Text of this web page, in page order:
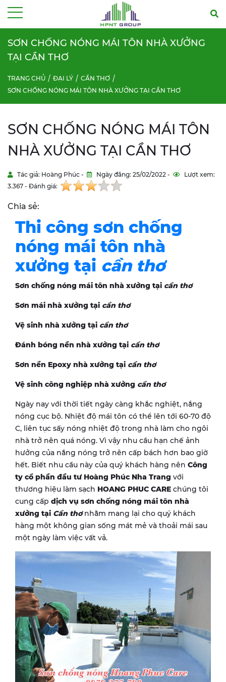
SƠN CHỐNG NÓNG MÁI TÔN NHÀ XƯỞNG
TẠI CẦN THƠ
TRANG CHỦ ĐẠI LÝ
CẦN THƠ
SƠN CHỐNG NÓNG MÁI TÔN NHÀ XƯỞNG TẠI CẦN THƠ
SƠN CHỐNG NÓNG MÁI TÔN
NHÀ XƯỞNG TẠI CẦN THƠ
Tác giả: Hoàng Phúc - Ngày đăng: 25/02/2022 -
Lượt xem:
3.367 - Đánh giá:
Chia sẻ:
Thi công sơn chống
nóng mái tôn nhà
xưởng tại cần thơ
Sơn chống nóng mái tôn nhà xưởng tại cần thơ
Sơn mái nhà xưởng tại cần thơ
Vệ sinh nhà xưởng tại cần thơ
Đánh bóng nền nhà xưởng tại cần thơ
Sơn nền Epoxy nhà xưởng tại cần thơ
Vệ sinh công nghiệp nhà xưởng cần thơ
Ngày nay với thời tiết ngày càng khắc nghiệt, nắng
nóng cục bộ. Nhiệt độ mái tôn có thể lên tới 60-70 độ
C, liên tục sấy nóng nhiệt độ trong nhà làm cho ngôi
nhà trở nên quá nóng. Vì vậy nhu cầu hạn chế ảnh
hưởng của nắng nóng trở nên cấp bách hơn bao giờ
hết. Biết nhu cầu này của quý khách hàng nên Công
ty cổ phần đầu tư Hoàng Phúc Nha Trang với
thương hiệu làm sạch HOANG PHUC CARE chúng tôi
cung cấp dịch vụ sơn chống nóng mái tôn nhà
xưởng tại Cần thơnhằm mang lại cho quý khách
hàng một không gian sống mát mẻ và thoải mái sau
một ngày làm việc vất vả.